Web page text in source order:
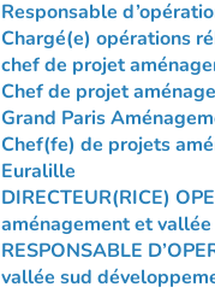
Responsable
Chargé(e) opérations
chef de projet
Chef de projet
Grand Paris
Chef(fe) de projets
Euralille
DIRECTEUR(RICE)
aménagement et
RESPONSABLE
vallée sud